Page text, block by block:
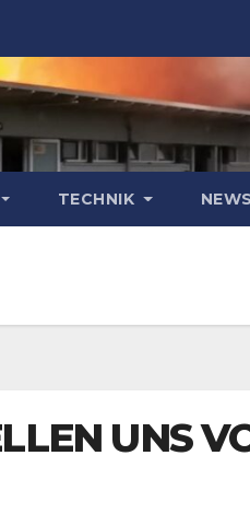
TECHNIK NEWS
UNS